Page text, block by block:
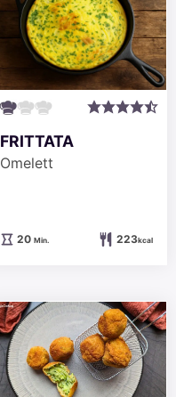
FRITTATA
Omelett
20Minuten
Min. 223kcal